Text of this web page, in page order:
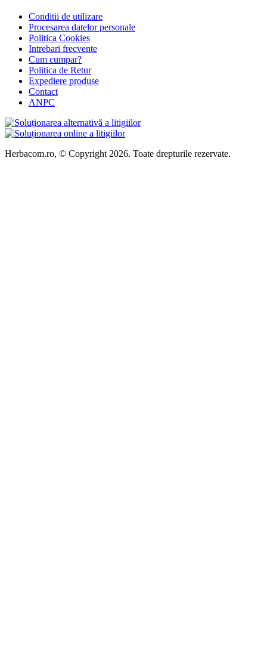
Conditii de utilizare
Procesarea datelor personale
Politica Cookies
Intrebari frecvente
Cum cumpar?
Politica de Retur
Expediere produse
Contact
ANPC
Herbacom.ro, © Copyright 2026. Toate drepturile rezervate.